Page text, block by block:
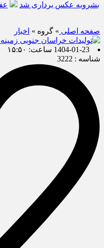
بشرویه عکس برداری شد
صفحه اصلی » گروه » اخبار
1404-01-23 ساعت: ۱۵:۵۰
شناسه : 3222